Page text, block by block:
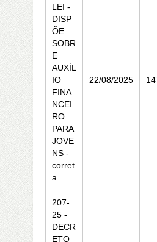
LEI -
DISP
ÕE
SOBR
E
AUXÍL
IO
FINA
NCEI
RO
PARA
JOVE
NS -
corret
a
22/08/2025
207-
25 -
DECR
ETO